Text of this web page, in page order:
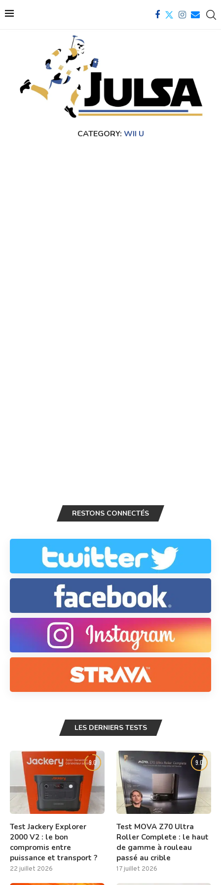
CATEGORY: WII U
RESTONS CONNECTÉS
LES DERNIERS TESTS
9.0
Test Jackery Explorer
2000 V2 : le bon
compromis entre
puissance et transport ?
22 juillet 2026
9.0
Test MOVA Z70 Ultra
Roller Complete : le haut
de gamme à rouleau
passé au crible
17 juillet 2026